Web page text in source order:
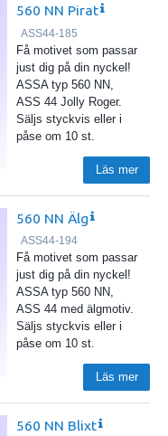
560 NN Pirat
ASS44-185
Få motivet som passar
just dig på din nyckel!
ASSA typ 560 NN,
ASS 44 Jolly Roger.
Säljs styckvis eller i
påse om 10 st.
Läs mer
560 NN Älg
ASS44-194
Få motivet som passar
just dig på din nyckel!
ASSA typ 560 NN,
ASS 44 med älgmotiv.
Säljs styckvis eller i
påse om 10 st.
Läs mer
560 NN Blixt